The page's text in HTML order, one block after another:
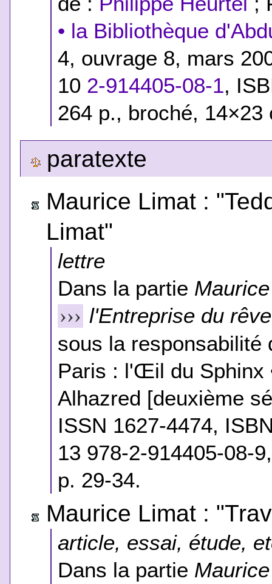
• la Bibliothèque
4, ouvrage 8, mars
10 2-914405-08-1,
264 p., broché, 14×23
paratexte
Maurice Limat :
Limat"
lettre
Dans la partie
››› l'Entreprise du rêve
sous la responsabilité
Paris : l'Œil du Sphinx
Alhazred [deuxième
ISSN 1627-4474,
13 978-2-914405-08-
p. 29-34.
Maurice Limat :
article, essai, étude,
Dans la partie